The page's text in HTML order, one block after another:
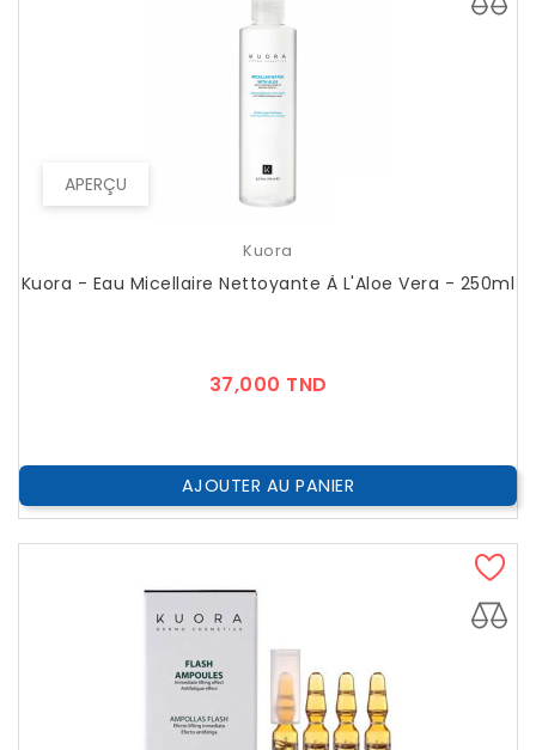
APERÇU
Kuora
Kuora - Eau Micellaire Nettoyante À L'Aloe Vera - 250ml
37,000 TND
AJOUTER AU PANIER